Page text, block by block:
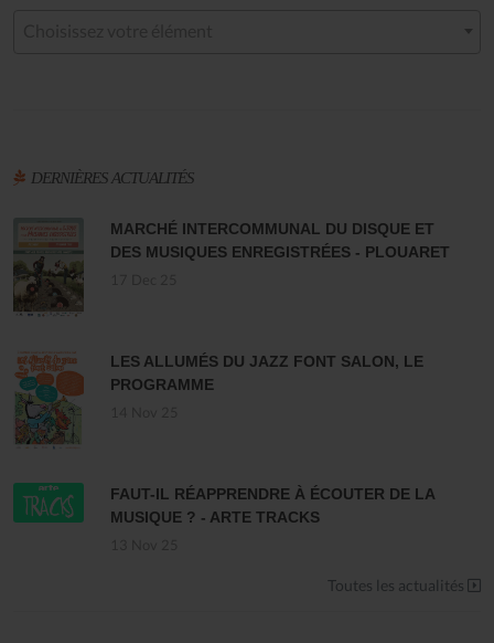
DERNIÈRES ACTUALITÉS
MARCHÉ INTERCOMMUNAL DU DISQUE ET
DES MUSIQUES ENREGISTRÉES - PLOUARET
LES ALLUMÉS DU JAZZ FONT SALON, LE
PROGRAMME
FAUT-IL RÉAPPRENDRE À ÉCOUTER DE LA
MUSIQUE ? - ARTE TRACKS
Toutes les actualités